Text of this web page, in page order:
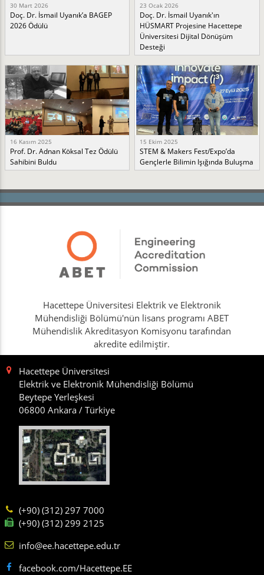
30 Mart 2026
Doç. Dr. İsmail Uyanık’a BAGEP
2026 Ödülü
23 Ocak 2026
Doç. Dr. İsmail Uyanık'ın
HÜSMART Projesine Hacettepe
Üniversitesi Dijital Dönüşüm
Desteği
16 Kasım 2025
Prof. Dr. Adnan Köksal Tez Ödülü
Sahibini Buldu
15 Ekim 2025
STEM & Makers Fest/Expo’da
Gençlerle Bilimin Işığında Buluşma
Hacettepe Üniversitesi Elektrik ve Elektronik
Mühendisliği Bölümü'nün lisans programı ABET
Mühendislik Akreditasyon Komisyonu tarafından
akredite edilmiştir.
Hacettepe Üniversitesi
Elektrik ve Elektronik Mühendisliği Bölümü
Beytepe Yerleşkesi
06800 Ankara / Türkiye
(+90) (312) 297 7000
(+90) (312) 299 2125
info@ee.hacettepe.edu.tr
facebook.com/Hacettepe.EE